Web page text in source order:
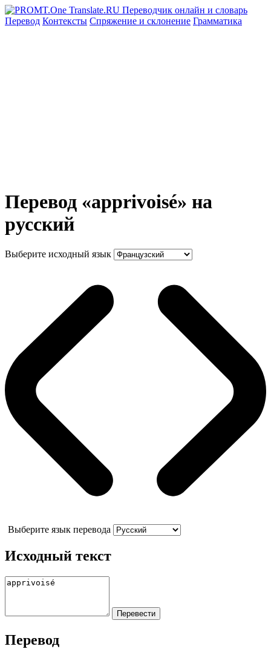
Перевод Контексты Спряжение и склонение Грамматика
Перевод «apprivoisé» на
русский
Выберите исходный язык
Выберите язык перевода
Исходный текст
Перевод